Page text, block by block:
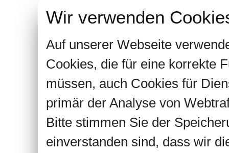
Wir verwenden
Auf unserer Webseite
Cookies, die für eine korrekte
müssen, auch Cookies für
primär der Analyse von
Bitte stimmen Sie der
einverstanden sind, dass wir